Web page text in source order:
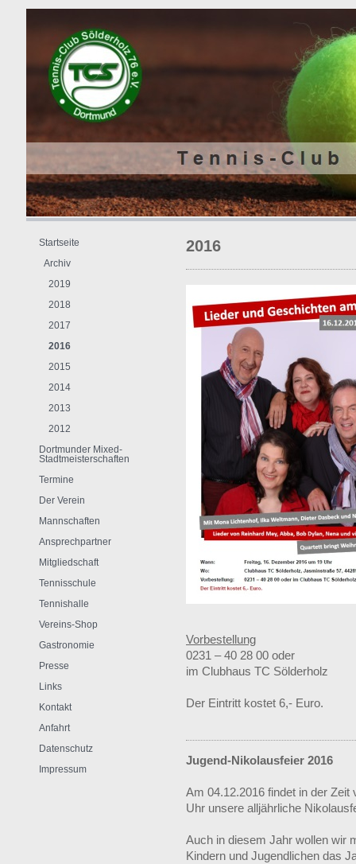
Startseite
Archiv
2019
2018
2017
2016
2015
2014
2013
2012
Dortmunder Mixed-
Stadtmeisterschaften
Termine
Der Verein
Mannschaften
Ansprechpartner
Mitgliedschaft
Tennisschule
Tennishalle
Vereins-Shop
Gastronomie
Presse
Links
Kontakt
Anfahrt
Datenschutz
Impressum
2016
Vorbestellung
0231 – 40 28 00 oder
im Clubhaus TC Sölderholz
Der Eintritt kostet 6,- Euro.
Jugend-Nikolausfeier 2016
Am 04.12.2016 findet in der Zeit
Uhr unsere alljährliche
Auch in diesem Jahr wollen wir
Kindern und Jugendlichen das